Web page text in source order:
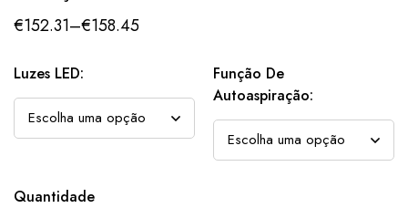
€152.31–€158.45
Luzes LED:
Função De
Autoaspiração:
Quantidade